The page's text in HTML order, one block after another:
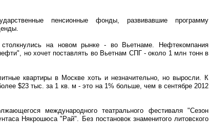
пенсионные фонды, развивавшие программу
на новом рынке - во Вьетнаме. Нефтекомпания
но хочет поставлять во Вьетнам СПГ - около 1 млн тонн в
квартиры в Москве хоть и незначительно, но выросли. К
$23 тыс. за 1 кв. м - это на 1% больше, чем в сентябре 2012
международного театрального фестиваля "Сезон
Някрошюса "Рай". Без постановок знаменитого литовского